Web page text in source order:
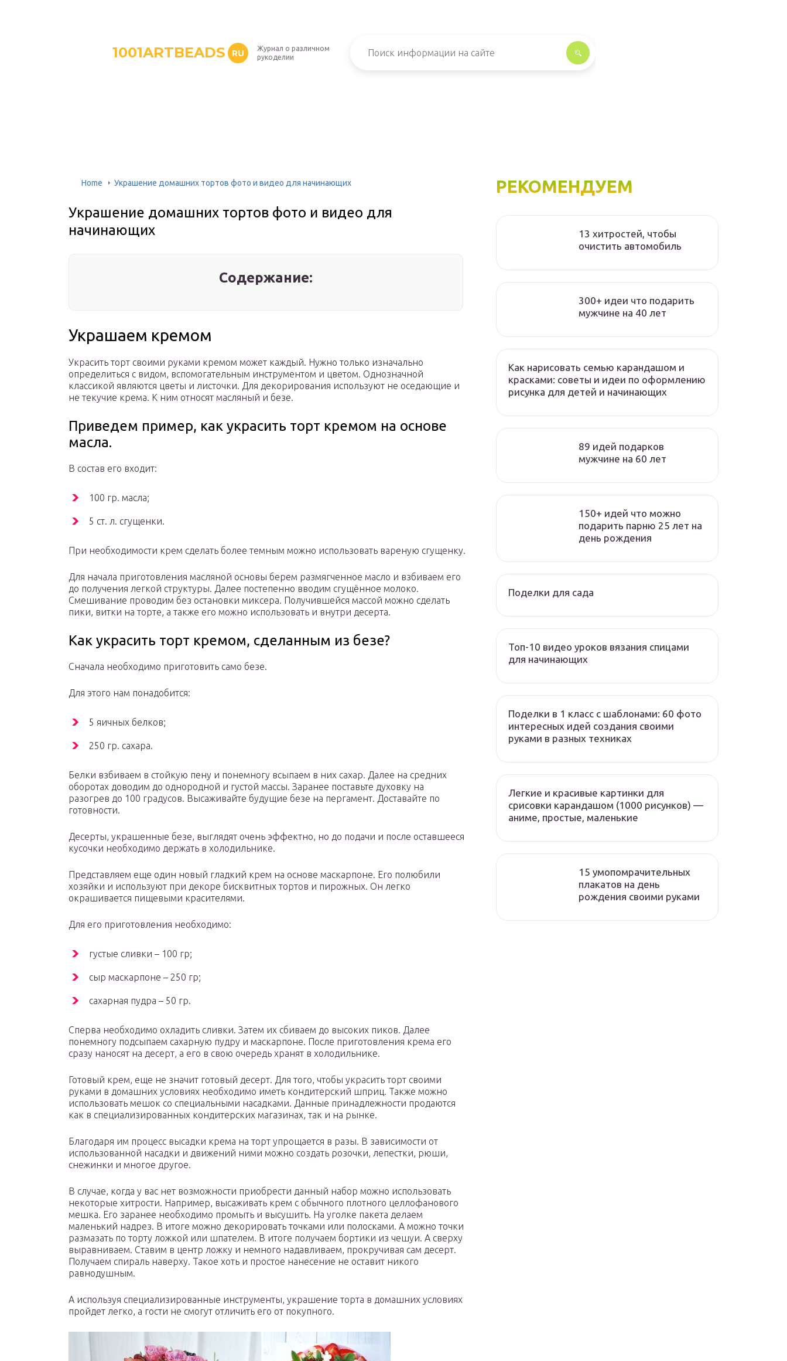
1001ARTBEADS RU
Журнал о различном
рукоделии
Home Украшение домашних тортов фото и видео для начинающих
Украшение домашних тортов фото и видео для
начинающих
Содержание:
Украшаем кремом
Украсить торт своими руками кремом может каждый. Нужно только изначально
определиться с видом, вспомогательным инструментом и цветом. Однозначной
классикой являются цветы и листочки. Для декорирования используют не оседающие и
не текучие крема. К ним относят масляный и безе.
Приведем пример, как украсить торт кремом на основе
масла.
В состав его входит:
100 гр. масла;
5 ст. л. сгущенки.
При необходимости крем сделать более темным можно использовать вареную сгущенку.
Для начала приготовления масляной основы берем размягченное масло и взбиваем его
до получения легкой структуры. Далее постепенно вводим сгущённое молоко.
Смешивание проводим без остановки миксера. Получившейся массой можно сделать
пики, витки на торте, а также его можно использовать и внутри десерта.
Как украсить торт кремом, сделанным из безе?
Сначала необходимо приготовить само безе.
Для этого нам понадобится:
5 яичных белков;
250 гр. сахара.
Белки взбиваем в стойкую пену и понемногу всыпаем в них сахар. Далее на средних
оборотах доводим до однородной и густой массы. Заранее поставьте духовку на
разогрев до 100 градусов. Высаживайте будущие безе на пергамент. Доставайте по
готовности.
Десерты, украшенные безе, выглядят очень эффектно, но до подачи и после оставшееся
кусочки необходимо держать в холодильнике.
Представляем еще один новый гладкий крем на основе маскарпоне. Его полюбили
хозяйки и используют при декоре бисквитных тортов и пирожных. Он легко
окрашивается пищевыми красителями.
Для его приготовления необходимо:
густые сливки – 100 гр;
сыр маскарпоне – 250 гр;
сахарная пудра – 50 гр.
Сперва необходимо охладить сливки. Затем их сбиваем до высоких пиков. Далее
понемногу подсыпаем сахарную пудру и маскарпоне. После приготовления крема его
сразу наносят на десерт, а его в свою очередь хранят в холодильнике.
Готовый крем, еще не значит готовый десерт. Для того, чтобы украсить торт своими
руками в домашних условиях необходимо иметь кондитерский шприц. Также можно
использовать мешок со специальными насадками. Данные принадлежности продаются
как в специализированных кондитерских магазинах, так и на рынке.
Благодаря им процесс высадки крема на торт упрощается в разы. В зависимости от
использованной насадки и движений ними можно создать розочки, лепестки, рюши,
снежинки и многое другое.
В случае, когда у вас нет возможности приобрести данный набор можно использовать
некоторые хитрости. Например, высаживать крем с обычного плотного целлофанового
мешка. Его заранее необходимо промыть и высушить. На уголке пакета делаем
маленький надрез. В итоге можно декорировать точками или полосками. А можно точки
размазать по торту ложкой или шпателем. В итоге получаем бортики из чешуи. А сверху
выравниваем. Ставим в центр ложку и немного надавливаем, прокручивая сам десерт.
Получаем спираль наверху. Такое хоть и простое нанесение не оставит никого
равнодушным.
А используя специализированные инструменты, украшение торта в домашних условиях
пройдет легко, а гости не смогут отличить его от покупного.
РЕКОМЕНДУЕМ
13 хитростей, чтобы
очистить автомобиль
300+ идеи что подарить
мужчине на 40 лет
Как нарисовать семью карандашом и
красками: советы и идеи по оформлению
рисунка для детей и начинающих
89 идей подарков
мужчине на 60 лет
150+ идей что можно
подарить парню 25 лет на
день рождения
Поделки для сада
Топ-10 видео уроков вязания спицами
для начинающих
Поделки в 1 класс с шаблонами: 60 фото
интересных идей создания своими
руками в разных техниках
Легкие и красивые картинки для
срисовки карандашом (1000 рисунков) —
аниме, простые, маленькие
15 умопомрачительных
плакатов на день
рождения своими руками